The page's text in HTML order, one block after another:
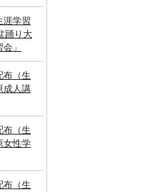
涯学習
踊り大
」
布（生
成人講
布（生
女性学
布（生